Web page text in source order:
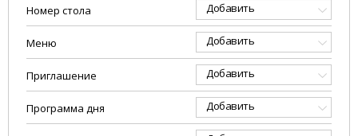
Номер стола Добавить
Меню Добавить
Приглашение Добавить
Программа дня Добавить